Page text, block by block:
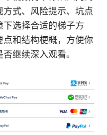
式、风险提示、坑点
选择合适的梯子方
和结构梗概，方便你
继续深入观看。